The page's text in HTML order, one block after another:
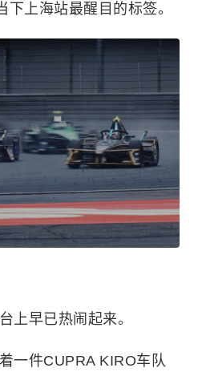
下上海站最醒目的标签。
上早已热闹起来。
一件CUPRA KIRO车队